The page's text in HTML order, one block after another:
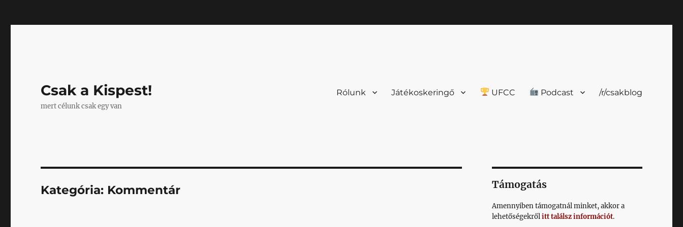
Csak a Kispest!
mert célunk csak egy van
Rólunk Játékoskeringő UFCC Podcast /r/csakblog
Kategória: Kommentár Támogatás
Amennyiben támogatnál minket, akkor a
lehetőségekrőlitt találsz információt.